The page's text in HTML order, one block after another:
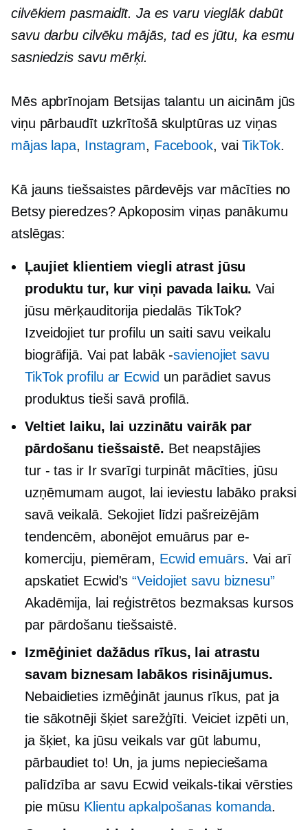
cilvēkiem pasmaidīt. Ja es varu vieglāk dabūt
savu darbu cilvēku mājās, tad es jūtu, ka esmu
sasniedzis savu mērķi.
Mēs apbrīnojam Betsijas talantu un aicinām jūs
viņu pārbaudīt uzkrītošāskulptūras uz viņas
mājas lapa, Instagram, Facebook, vaiTikTok.
Kā jauns tiešsaistes pārdevējs var mācīties no
Betsy pieredzes? Apkoposim viņas panākumu
atslēgas:
Ļaujiet klientiem viegli atrast jūsu
produktu tur, kur viņi pavada laiku. Vai
jūsu mērķauditorija piedalās TikTok?
Izveidojiet tur profilu un saiti savu veikalu
biogrāfijā. Vai pat labāk -savienojiet savu
TikTok profilu ar Ecwid un parādiet savus
produktus tieši savā profilā.
Veltiet laiku, lai uzzinātu vairāk par
pārdošanu tiešsaistē. Bet neapstājies
tur - tas irIr svarīgi turpināt mācīties, jūsu
uzņēmumam augot, lai ieviestu labāko praksi
savā veikalā. Sekojiet līdzi pašreizējām
tendencēm, abonējot emuārus par e-
komerciju, piemēram, Ecwid emuārs. Vai arī
apskatiet Ecwid's“Veidojiet savu biznesu”
Akadēmija, lai reģistrētos bezmaksas kursos
par pārdošanu tiešsaistē.
Izmēģiniet dažādus rīkus, lai atrastu
savam biznesam labākos risinājumus.
Nebaidieties izmēģināt jaunus rīkus, pat ja
tie sākotnēji šķiet sarežģīti. Veiciet izpēti un,
ja šķiet, ka jūsu veikals var gūt labumu,
pārbaudiet to! Un, ja jums nepieciešama
palīdzība ar savu Ecwid veikals-tikai vērsties
pie mūsu Klientu apkalpošanas komanda.